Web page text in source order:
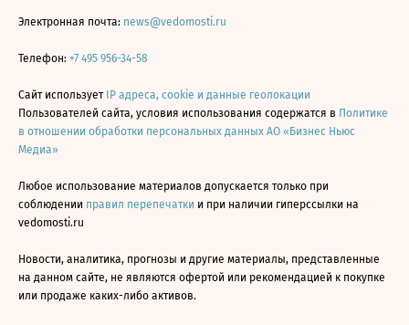
Электронная почта: news@vedomosti.ru
Телефон: +7 495 956-34-58
Сайт использует IP адреса, cookie и данные геолокации
Пользователей сайта, условия использования содержатся в Политике
в отношении обработки персональных данных АО «Бизнес Ньюс
Медиа»
Любое использование материалов допускается только при
соблюдении правил перепечатки и при наличии гиперссылки на
vedomosti.ru
Новости, аналитика, прогнозы и другие материалы, представленные
на данном сайте, не являются офертой или рекомендацией к покупке
или продаже каких-либо активов.